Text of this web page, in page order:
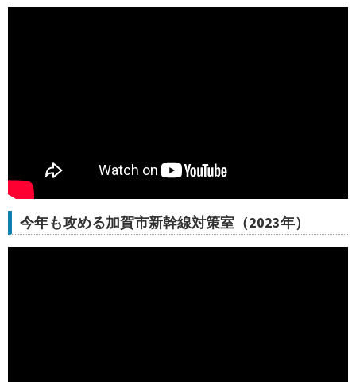
今年も攻める加賀市新幹線対策室（2023年）